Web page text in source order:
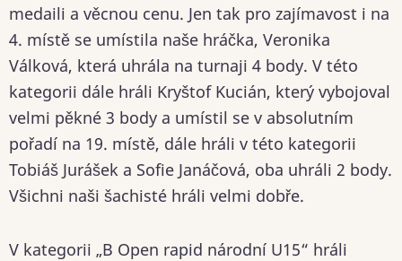
medaili a věcnou cenu. Jen tak pro zajímavost i na
4. místě se umístila naše hráčka, Veronika
Válková, která uhrála na turnaji 4 body. V této
kategorii dále hráli Kryštof Kucián, který vybojoval
velmi pěkné 3 body a umístil se v absolutním
pořadí na 19. místě, dále hráli v této kategorii
Tobiáš Jurášek a Sofie Janáčová, oba uhráli 2 body.
Všichni naši šachisté hráli velmi dobře.
V kategorii „B Open rapid národní U15“ hráli